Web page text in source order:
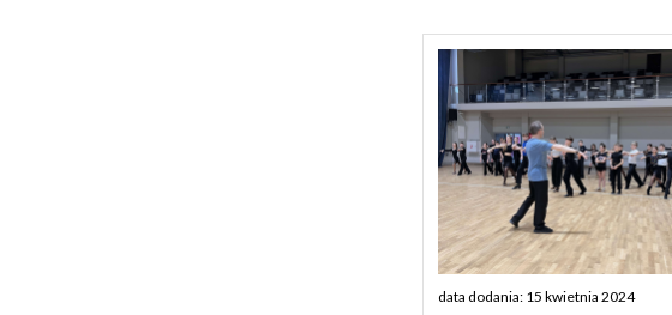
data dodania: 15 kwietnia 2024